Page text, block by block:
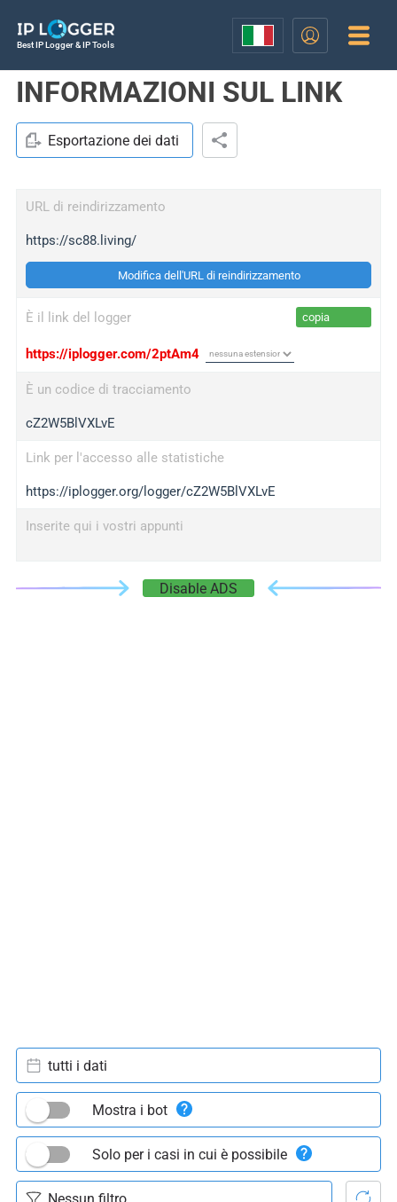
Best IP Logger & IP Tools
INFORMAZIONI SUL LINK
Esportazione dei dati
URL di reindirizzamento
https://sc88.living/
Modifica dell'URL di reindirizzamento
È il link del logger copia
https://iplogger.com/2ptAm4
È un codice di tracciamento
cZ2W5BlVXLvE
Link per l'accesso alle statistiche
https://iplogger.org/logger/cZ2W5BlVXLvE
Inserite qui i vostri appunti
Disable ADS
tutti i dati
Mostra i bot
Solo per i casi in cui è possibile